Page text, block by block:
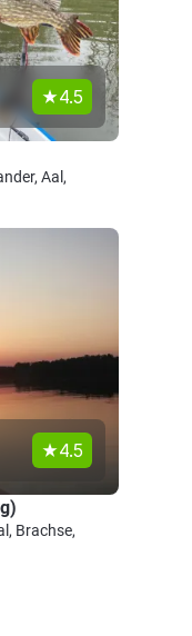
4.5
Aal,
4.5
Brachse,